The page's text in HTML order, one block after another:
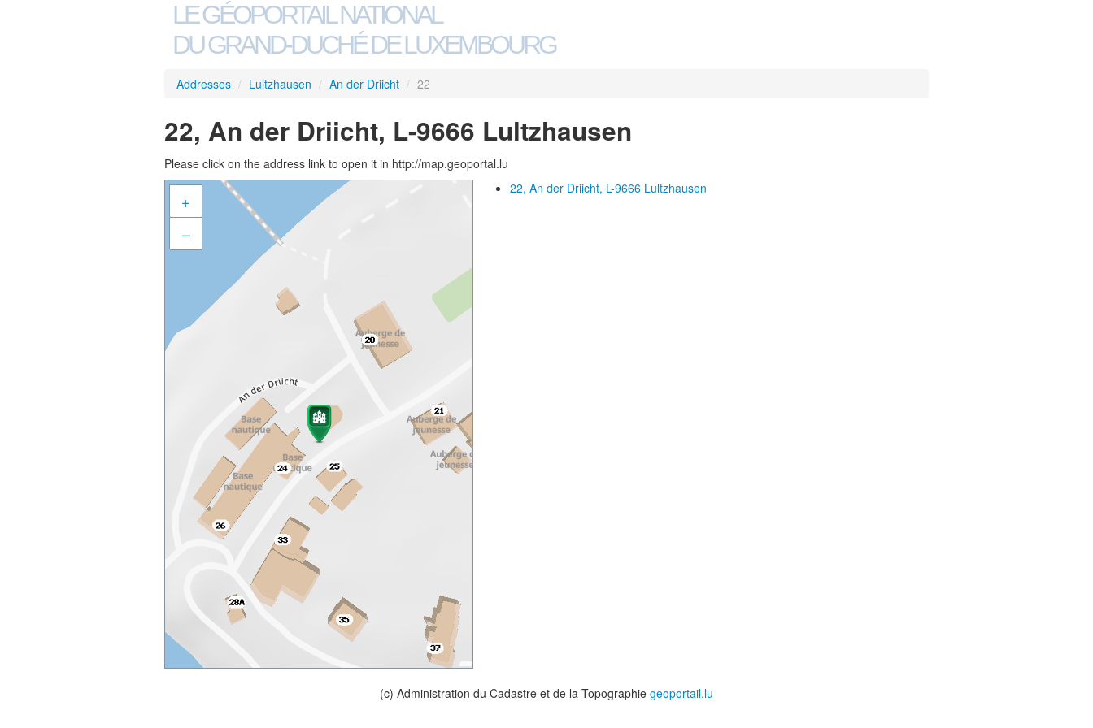
LE GÉOPORTAIL NATIONAL
DU GRAND-DUCHÉ DE LUXEMBOURG
Addresses / Lultzhausen / An der Driicht / 22
22, An der Driicht, L-9666 Lultzhausen
Please click on the address link to open it in http://map.geoportal.lu
+
–
22, An der Driicht, L-9666 Lultzhausen
(c) Administration du Cadastre et de la Topographie geoportail.lu